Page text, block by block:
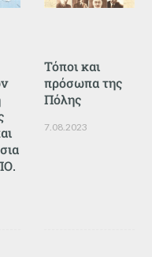
Τόποι και
πρόσωπα της
Πόλης
7.08.2023